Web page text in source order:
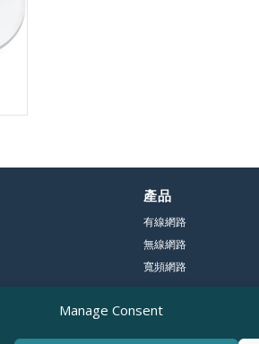
Manage Consent
產品
有線網路
無線網路
寬頻網路